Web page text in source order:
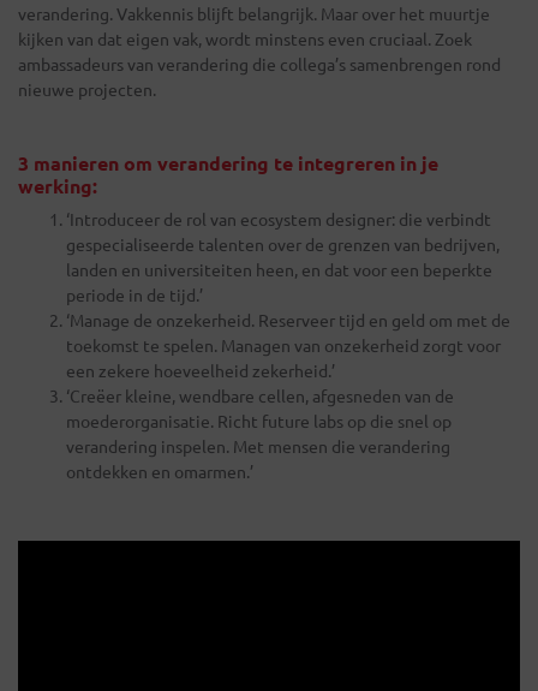
verandering. Vakkennis blijft belangrijk. Maar over het muurtje
kijken van dat eigen vak, wordt minstens even cruciaal. Zoek
ambassadeurs van verandering die collega’s samenbrengen rond
nieuwe projecten.
3 manieren om verandering te integreren in je
werking:
‘Introduceer de rol van ecosystem designer: die verbindt
gespecialiseerde talenten over de grenzen van bedrijven,
landen en universiteiten heen, en dat voor een beperkte
periode in de tijd.’
‘Manage de onzekerheid. Reserveer tijd en geld om met de
toekomst te spelen. Managen van onzekerheid zorgt voor
een zekere hoeveelheid zekerheid.’
‘Creëer kleine, wendbare cellen, afgesneden van de
moederorganisatie. Richt future labs op die snel op
verandering inspelen. Met mensen die verandering
ontdekken en omarmen.’